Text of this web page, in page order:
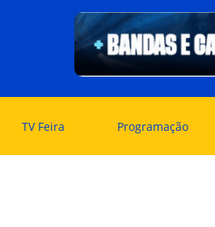
TV Feira Programação